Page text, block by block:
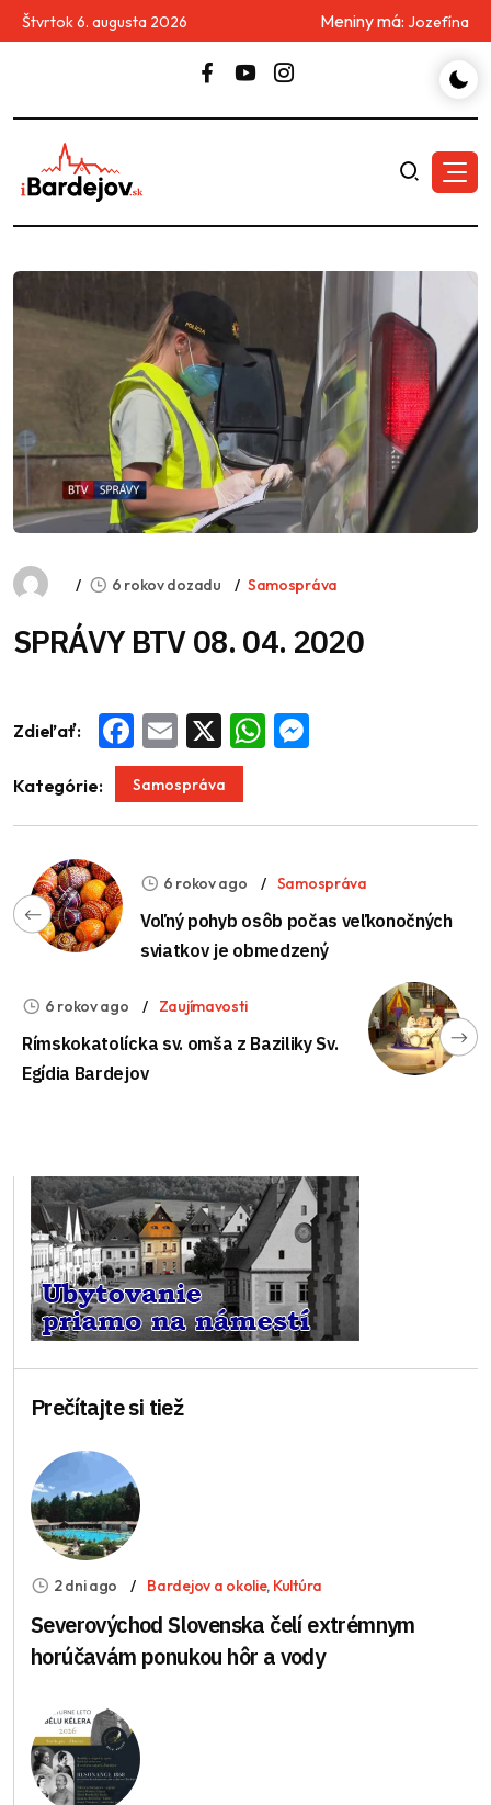
Štvrtok 6. augusta 2026 Meniny má: Jozefína
6 rokov dozadu Samospráva
SPRÁVY BTV 08. 04. 2020
Zdieľať: Facebook
Email WhatsApp
Kategórie: Samospráva
6 rokov ago Samospráva
Voľný pohyb osôb počas veľkonočných
sviatkov je obmedzený
6 rokov ago Zaujímavosti
Rímskokatolícka sv. omša z Baziliky Sv.
Egídia Bardejov
Prečítajte si tiež
2 dni ago Bardejov a okolie, Kultúra
Severovýchod Slovenska čelí extrémnym
horúčavám ponukou hôr a vody